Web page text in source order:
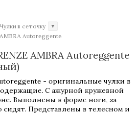
Чулки в сеточку ▼
Autoreggente
AMBRA Autoreggente
- оригинальные чулки в
С ажурной кружевной
Выполнены в форме ноги, за
сидят. Представлены в телесном и